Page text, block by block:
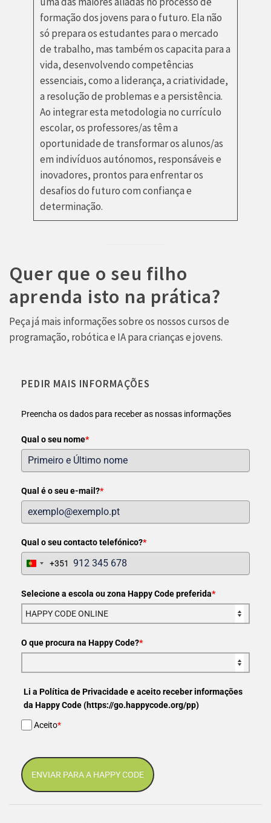
formação dos jovens para o futuro. Ela não
só prepara os estudantes para o mercado
de trabalho, mas também os capacita para a
vida, desenvolvendo competências
essenciais, como a liderança, a criatividade,
a resolução de problemas e a persistência.
Ao integrar esta metodologia no currículo
escolar, os professores/as têm a
oportunidade de transformar os alunos/as
em indivíduos autónomos, responsáveis e
inovadores, prontos para enfrentar os
desafios do futuro com confiança e
determinação.
Quer que o seu filho
aprenda isto na prática?
Peça já mais informações sobre os nossos cursos de
programação, robótica e IA para crianças e jovens.
PEDIR MAIS INFORMAÇÕES
Preencha os dados para receber as nossas informações
Qual o seu nome*
Qual é o seu e-mail?*
Qual o seu contacto telefónico?*
Portugal
+351
Selecione a escola ou zona Happy Code preferida*
O que procura na Happy Code?*
Li a Política de Privacidade e aceito receber informações
da Happy Code (https://go.happycode.org/pp)
Aceito*
ENVIAR PARA A HAPPY CODE